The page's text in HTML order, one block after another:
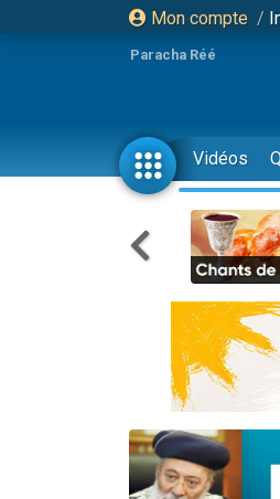
Mon compte /
Paracha Réé
Vidéos